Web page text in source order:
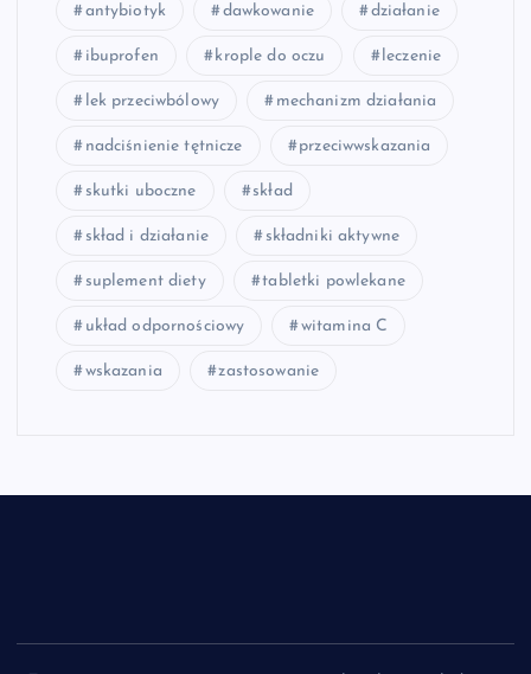
antybiotyk dawkowanie działanie
ibuprofen krople do oczu leczenie
lek przeciwbólowy mechanizm działania
nadciśnienie tętnicze przeciwwskazania
skutki uboczne skład
skład i działanie składniki aktywne
suplement diety tabletki powlekane
układ odpornościowy witamina C
wskazania zastosowanie